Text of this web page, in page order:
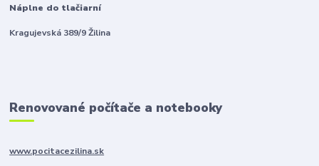
Náplne do tlačiarní
Kragujevská 389/9 Žilina
Renovované počítače a notebooky
www.pocitacezilina.sk